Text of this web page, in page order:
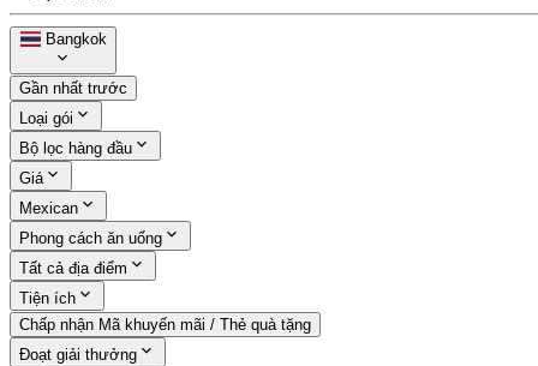
Bangkok
Gần nhất trước
Loại gói
Bộ lọc hàng đầu
Giá
Mexican
Phong cách ăn uống
Tất cả địa điểm
Tiện ích
Chấp nhận Mã khuyến mãi / Thẻ quà tặng
Đoạt giải thưởng